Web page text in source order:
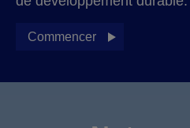
Commencer